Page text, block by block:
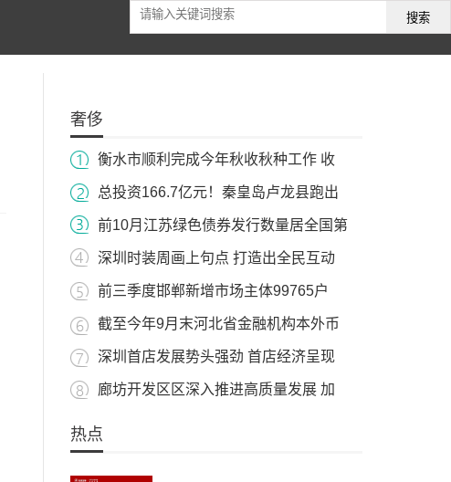
搜索
奢侈
衡水市顺利完成今年秋收秋种工作 收
总投资166.7亿元！秦皇岛卢龙县跑出
前10月江苏绿色债券发行数量居全国第
深圳时装周画上句点 打造出全民互动
前三季度邯郸新增市场主体99765户
截至今年9月末河北省金融机构本外币
深圳首店发展势头强劲 首店经济呈现
廊坊开发区区深入推进高质量发展 加
热点